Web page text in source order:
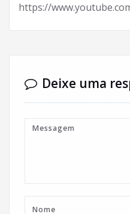
https://
Deixe uma